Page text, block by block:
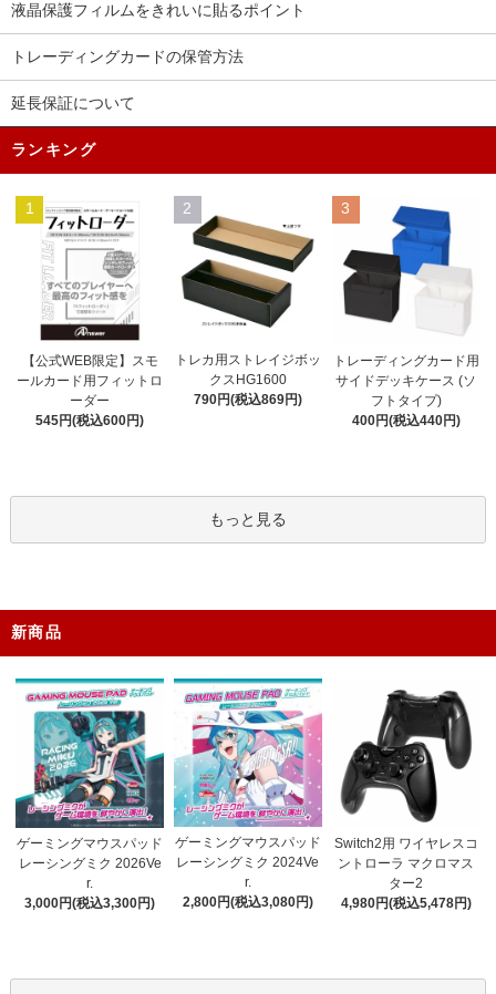
液晶保護フィルムをきれいに貼るポイント
トレーディングカードの保管方法
延長保証について
ランキング
1
【公式WEB限定】スモ
ールカード用フィットロ
ーダー
545円(税込600円)
2
トレカ用ストレイジボッ
クスHG1600
790円(税込869円)
3
トレーディングカード用
サイドデッキケース (ソ
フトタイプ)
400円(税込440円)
もっと見る
新商品
ゲーミングマウスパッド
レーシングミク 2026Ve
r.
3,000円(税込3,300円)
ゲーミングマウスパッド
レーシングミク 2024Ve
r.
2,800円(税込3,080円)
Switch2用 ワイヤレスコ
ントローラ マクロマス
ター2
4,980円(税込5,478円)